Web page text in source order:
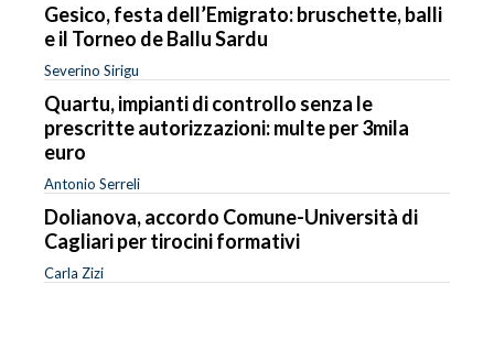
Gesico, festa dell’Emigrato: bruschette, balli
e il Torneo de Ballu Sardu
Severino Sirigu
Quartu, impianti di controllo senza le
prescritte autorizzazioni: multe per 3mila
euro
Antonio Serreli
Dolianova, accordo Comune-Università di
Cagliari per tirocini formativi
Carla Zizi